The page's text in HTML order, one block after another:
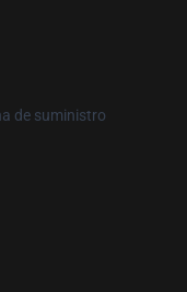
de suministro